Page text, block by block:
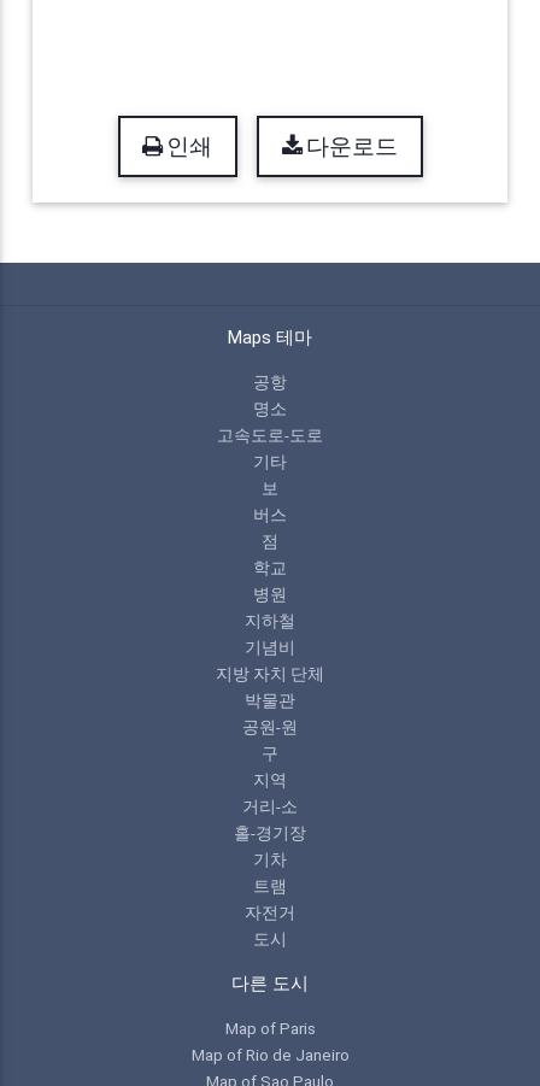
인쇄 다운로드
Maps 테마
공항
명소
고속도로-도로
기타
보
버스
점
학교
병원
지하철
기념비
지방 자치 단체
박물관
공원-원
구
지역
거리-소
홀-경기장
기차
트램
자전거
도시
다른 도시
Map of Paris
Map of Rio de Janeiro
Map of Sao Paulo